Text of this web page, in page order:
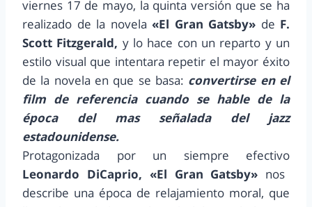
viernes 17 de mayo, la quinta versión que se ha
realizado de la novela «El Gran Gatsby» de F.
Scott Fitzgerald, y lo hace con un reparto y un
estilo visual que intentara repetir el mayor éxito
de la novela en que se basa: convertirse en el
film de referencia cuando se hable de la
época del mas señalada del jazz
estadounidense.
Protagonizada por un siempre efectivo
Leonardo DiCaprio, «El Gran Gatsby» nos
describe una época de relajamiento moral, que